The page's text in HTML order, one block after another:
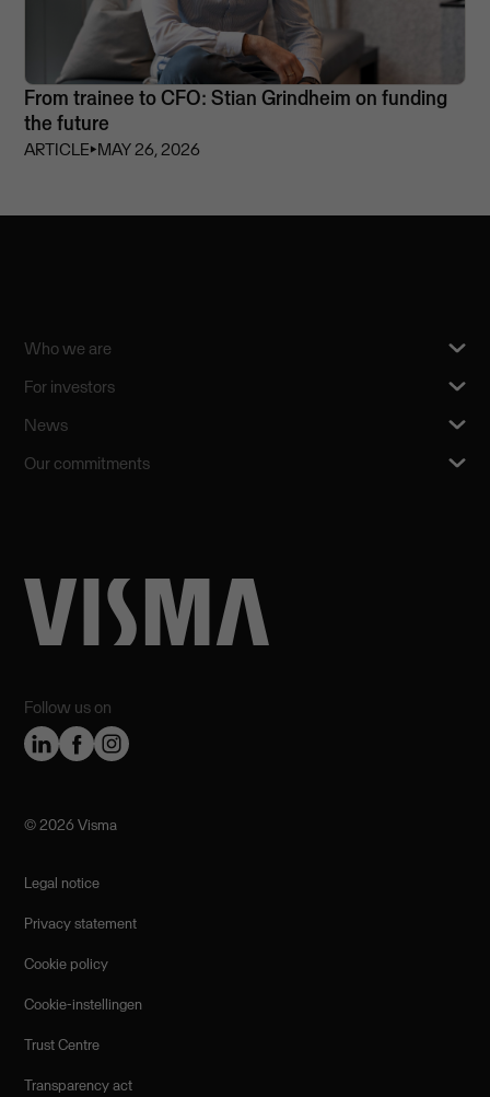
From trainee to CFO: Stian Grindheim on funding
the future
ARTICLE⏵MAY 26, 2026
Follow us on
Who we are
For investors
News
Our commitments
©️ 2026 Visma
Legal notice
Privacy statement
Cookie policy
Cookie-instellingen
Trust Centre
Transparency act